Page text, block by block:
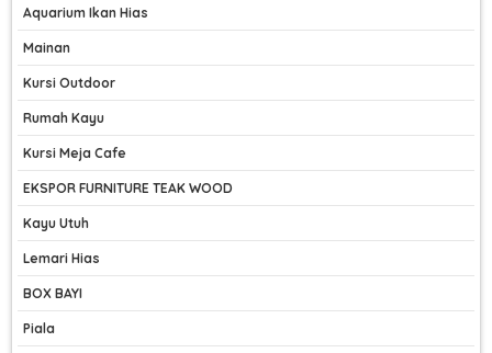
Aquarium Ikan Hias
Mainan
Kursi Outdoor
Rumah Kayu
Kursi Meja Cafe
EKSPOR FURNITURE TEAK WOOD
Kayu Utuh
Lemari Hias
BOX BAYI
Piala